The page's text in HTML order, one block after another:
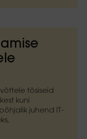
tõsiseid
kuni
juhend IT-